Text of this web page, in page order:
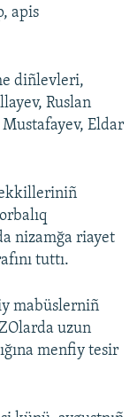
apis
diñlevleri,
Ruslan
Eldar
nizamğa riayet
tuttı.
mabüslerniñ
uzun
menfiy tesir